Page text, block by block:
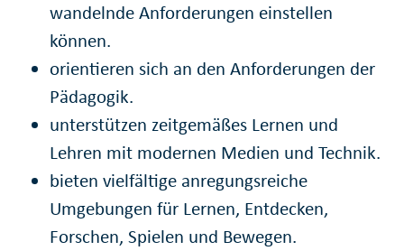
wandelnde Anforderungen einstellen
können.
orientieren sich an den Anforderungen der
Pädagogik.
unterstützen zeitgemäßes Lernen und
Lehren mit modernen Medien und Technik.
bieten vielfältige anregungsreiche
Umgebungen für Lernen, Entdecken,
Forschen, Spielen und Bewegen.